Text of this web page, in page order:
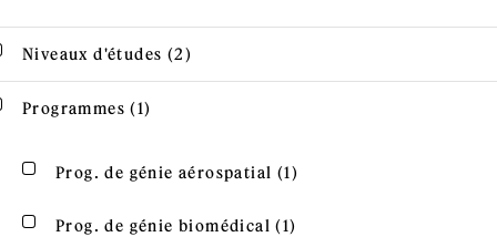
Apply Niveaux d'études filter
Niveaux d'études (2)
Apply Programmes filter
Programmes (1)
Apply Prog. de génie aérospatial filter
Prog. de génie aérospatial (1)
Apply Prog. de génie biomédical filter
Prog. de génie biomédical (1)